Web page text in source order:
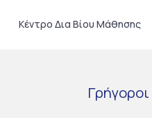
Κέντρο Δια Βίου Μάθησης
Γρήγοροι